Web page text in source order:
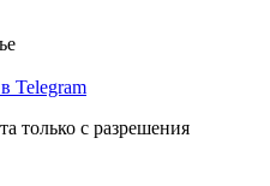
Telegram
только с разрешения